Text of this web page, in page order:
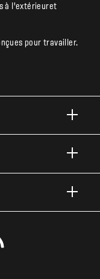
à l’extérieuret
pour travailler.